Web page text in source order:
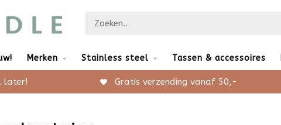
Merken Stainless steel Tassen & accessoires
later! Gratis verzending vanaf 50,-